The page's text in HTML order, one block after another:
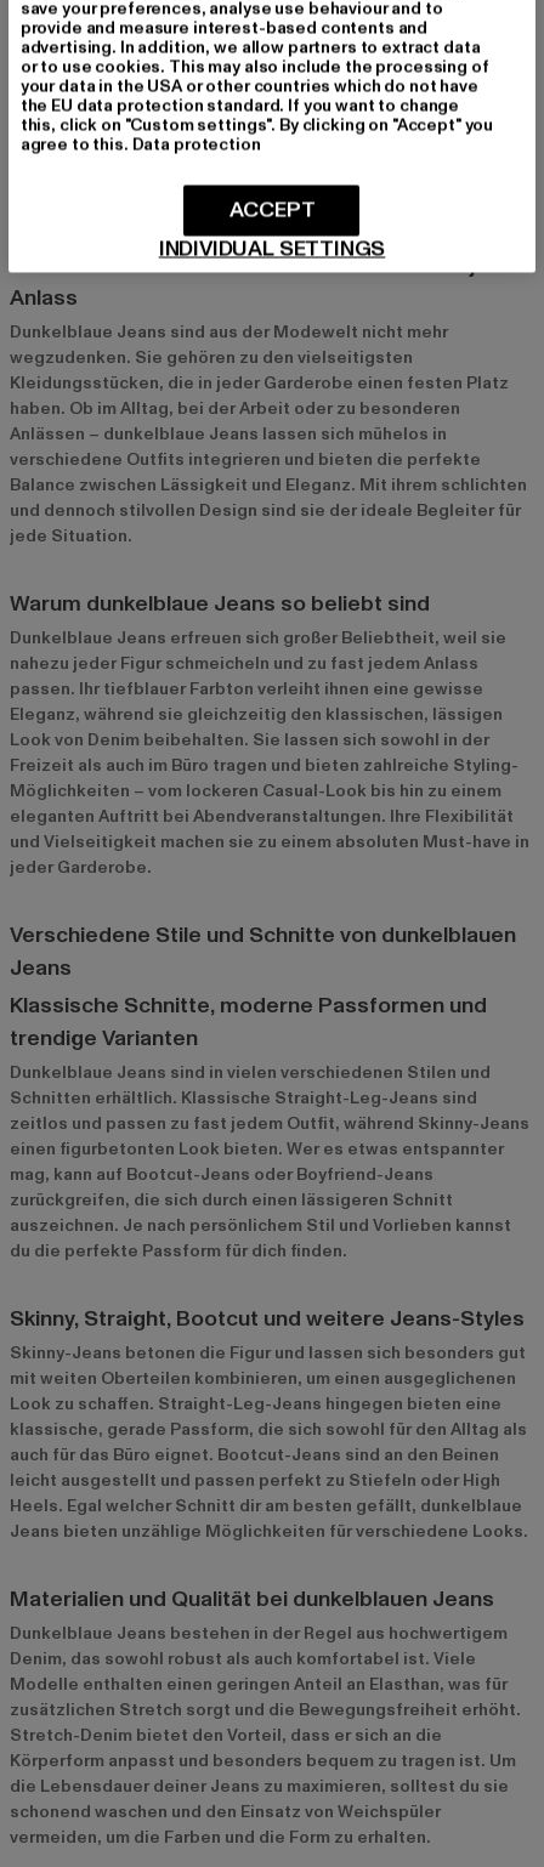
883POLICE
TODD1055EDO
32,00 EUR
Derzeitiger Preis: 32,00 EUR
79,99 EUR Aktionspreis: 79,99 EUR
KARL KANI
63,89 EUR
Derzeitiger Preis: 63,89 EUR
89,99 EURAktionspreis:
Dunkelblaue Jeans: Der zeitlose Klassiker für jeden
Anlass
Dunkelblaue Jeans sind aus der Modewelt nicht mehr
wegzudenken. Sie gehören zu den vielseitigsten
Kleidungsstücken, die in jeder Garderobe einen festen Platz
haben. Ob im Alltag, bei der Arbeit oder zu besonderen
Anlässen – dunkelblaue Jeans lassen sich mühelos in
verschiedene Outfits integrieren und bieten die perfekte
Balance zwischen Lässigkeit und Eleganz. Mit ihrem schlichten
und dennoch stilvollen Design sind sie der ideale Begleiter für
jede Situation.
Warum dunkelblaue Jeans so beliebt sind
Dunkelblaue Jeans erfreuen sich großer Beliebtheit, weil sie
nahezu jeder Figur schmeicheln und zu fast jedem Anlass
passen. Ihr tiefblauer Farbton verleiht ihnen eine gewisse
Eleganz, während sie gleichzeitig den klassischen, lässigen
Look von Denim beibehalten. Sie lassen sich sowohl in der
Freizeit als auch im Büro tragen und bieten zahlreiche Styling-
Möglichkeiten – vom lockeren Casual-Look bis hin zu einem
eleganten Auftritt bei Abendveranstaltungen. Ihre Flexibilität
und Vielseitigkeit machen sie zu einem absoluten Must-have in
jeder Garderobe.
Verschiedene Stile und Schnitte von dunkelblauen
Jeans
Klassische Schnitte, moderne Passformen und
trendige Varianten
Dunkelblaue Jeans sind in vielen verschiedenen Stilen und
Schnitten erhältlich. Klassische Straight-Leg-Jeans sind
zeitlos und passen zu fast jedem Outfit, während Skinny-Jeans
einen figurbetonten Look bieten. Wer es etwas entspannter
mag, kann auf Bootcut-Jeans oder Boyfriend-Jeans
zurückgreifen, die sich durch einen lässigeren Schnitt
auszeichnen. Je nach persönlichem Stil und Vorlieben kannst
du die perfekte Passform für dich finden.
Skinny, Straight, Bootcut und weitere Jeans-Styles
Skinny-Jeans betonen die Figur und lassen sich besonders gut
mit weiten Oberteilen kombinieren, um einen ausgeglichenen
Look zu schaffen. Straight-Leg-Jeans hingegen bieten eine
klassische, gerade Passform, die sich sowohl für den Alltag als
auch für das Büro eignet. Bootcut-Jeans sind an den Beinen
leicht ausgestellt und passen perfekt zu Stiefeln oder High
Heels. Egal welcher Schnitt dir am besten gefällt, dunkelblaue
Jeans bieten unzählige Möglichkeiten für verschiedene Looks.
Materialien und Qualität bei dunkelblauen Jeans
Dunkelblaue Jeans bestehen in der Regel aus hochwertigem
Denim, das sowohl robust als auch komfortabel ist. Viele
Modelle enthalten einen geringen Anteil an Elasthan, was für
zusätzlichen Stretch sorgt und die Bewegungsfreiheit erhöht.
Stretch-Denim bietet den Vorteil, dass er sich an die
Körperform anpasst und besonders bequem zu tragen ist. Um
die Lebensdauer deiner Jeans zu maximieren, solltest du sie
schonend waschen und den Einsatz von Weichspüler
vermeiden, um die Farben und die Form zu erhalten.
save your preferences, analyse use behaviour and to
provide and measure interest-based contents and
advertising. In addition, we allow partners to extract data
or to use cookies. This may also include the processing of
your data in the USA or other countries which do not have
the EU data protection standard. If you want to change
this, click on "Custom settings". By clicking on "Accept" you
agree to this. Data protection
INDIVIDUAL SETTINGS
ACCEPT